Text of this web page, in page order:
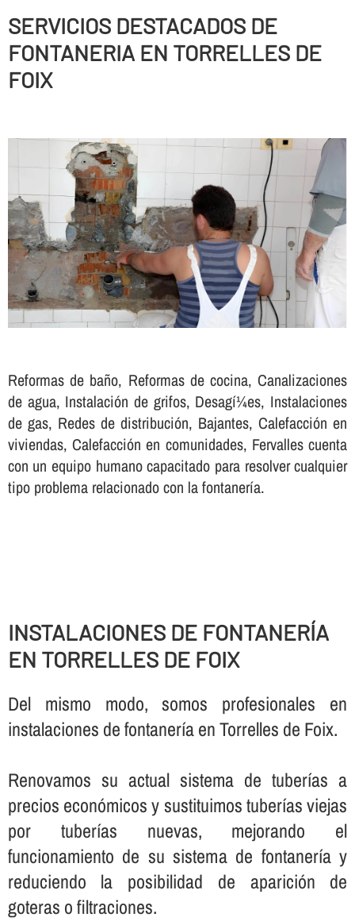
SERVICIOS DESTACADOS DE
FONTANERIA EN TORRELLES DE
FOIX
Reformas de baño, Reformas de cocina, Canalizaciones
de agua, Instalación de grifos, Desagí¼es, Instalaciones
de gas, Redes de distribución, Bajantes, Calefacción en
viviendas, Calefacción en comunidades, Fervalles cuenta
con un equipo humano capacitado para resolver cualquier
tipo problema relacionado con la fontanerí­a.
INSTALACIONES DE FONTANERÍ­A
EN TORRELLES DE FOIX
Del mismo modo, somos profesionales en
instalaciones de fontanerí­a en Torrelles de Foix.
Renovamos su actual sistema de tuberí­as a
precios económicos y sustituimos tuberí­as viejas
por tuberí­as nuevas, mejorando el
funcionamiento de su sistema de fontanerí­a y
reduciendo la posibilidad de aparición de
goteras o filtraciones.